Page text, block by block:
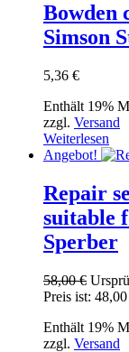
Bowden
Simson
5,36 €
Enthält 19%
zzgl. Versand
Weiterlesen
Angebot!
Repair
suitable
Sperber
58,00€
Preis ist:
Enthält 19%
zzgl. Versand